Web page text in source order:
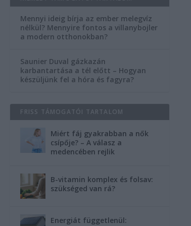
Mennyi ideig bírja az ember melegvíz
nélkül? Mennyire fontos a villanybojler
a modern otthonokban?
Saunier Duval gázkazán
karbantartása a tél előtt – Hogyan
készüljünk fel a hóra és fagyra?
FRISS TÁMOGATÓI TARTALOM
Miért fáj gyakrabban a nők
csípője? – A válasz a
medencében rejlik
B-vitamin komplex és folsav:
szükséged van rá?
Energiát függetlenül: